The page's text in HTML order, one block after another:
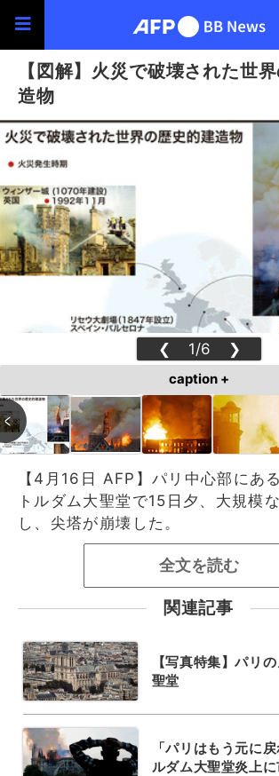
【図解】火災で破壊された世
造物
❮ 1/6 ❯
caption +
【4月16日 AFP】パリ中心部にあ
トルダム大聖堂で15日夕、大規模
し、尖塔が崩壊した。
全文を読む
関連記事
【写真特集】パリ
聖堂
「パリはもう元に
ルダム大聖堂炎上